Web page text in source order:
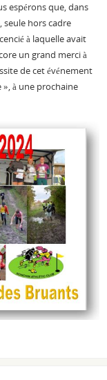
espérons que, dans
hors cadre
à laquelle avait
un grand merci à
de cet événement
à une prochaine